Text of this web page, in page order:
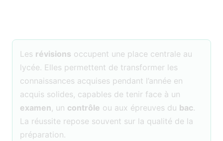
Les révisions occupent une place centrale au
lycée. Elles permettent de transformer les
connaissances acquises pendant l’année en
acquis solides, capables de tenir face à un
examen, un contrôle ou aux épreuves du bac.
La réussite repose souvent sur la qualité de la
préparation.